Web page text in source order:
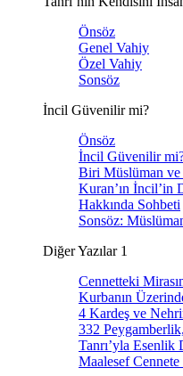
Önsöz
Genel Vahiy
Özel Vahiy
Sonsöz
İncil Güvenilir mi?
Önsöz
İncil Güvenilir
Biri Müslüman ve
Kuran’ın İncil’in
Hakkında Sohbeti
Sonsöz:
Diğer Yazılar 1
Cennetteki
Kurbanın
4 Kardeş ve
332
Tanrı’yla
Maalesef